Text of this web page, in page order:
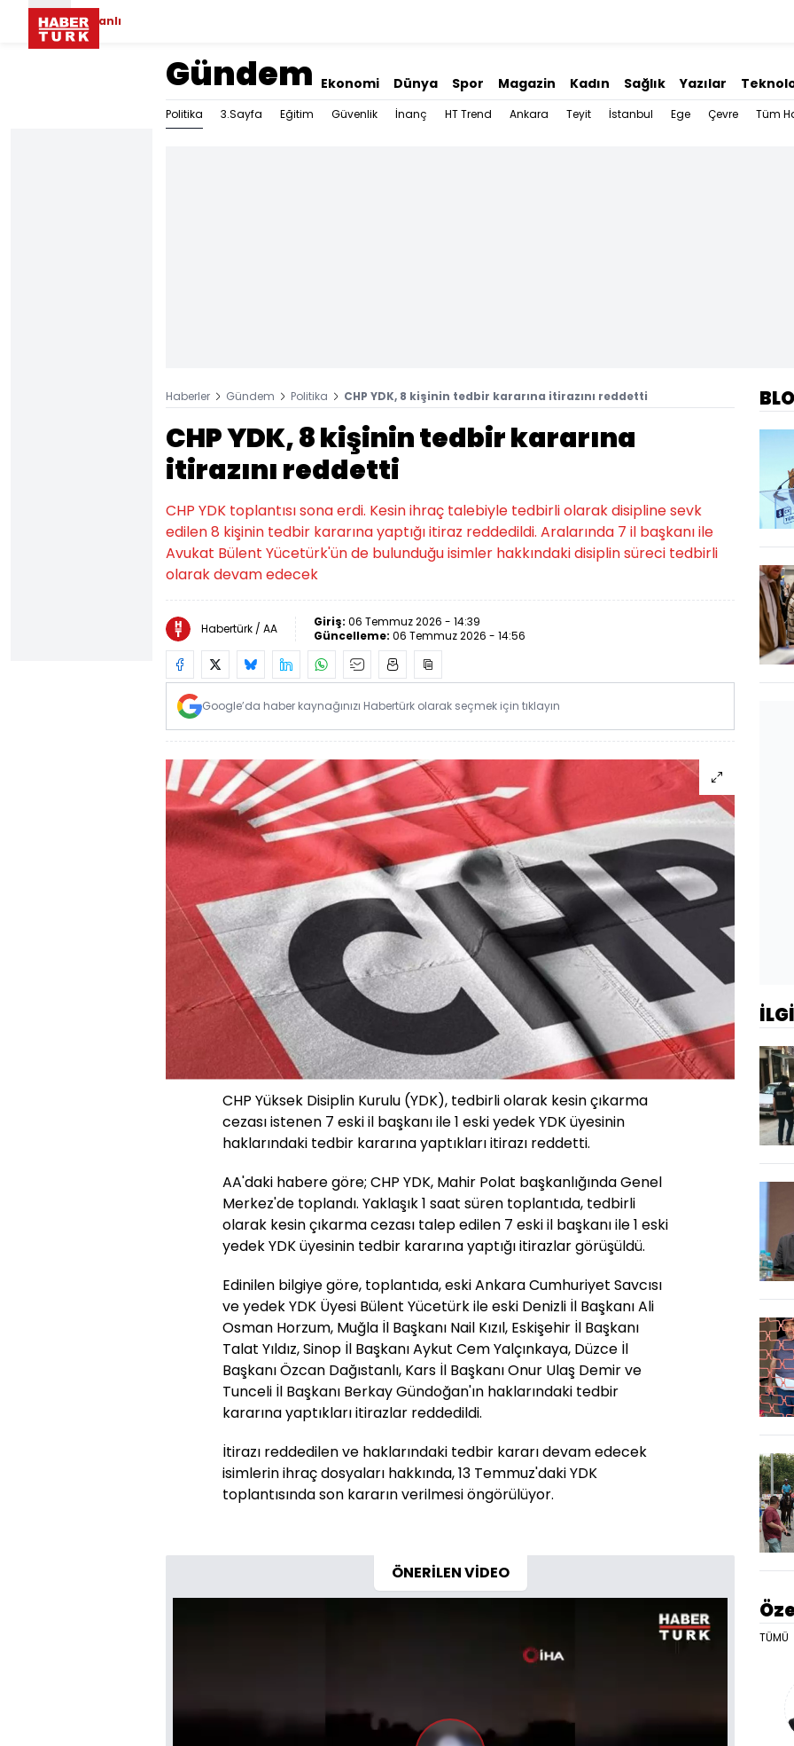
Canlı
Gündem Ekonomi Dünya Spor Magazin Kadın Sağlık Yazılar
Politika 3.Sayfa Eğitim Güvenlik İnanç HT Trend Ankara Teyit İstanbul Ege Çevre Tüm
Haberler Gündem Politika CHP YDK, 8 kişinin tedbir kararına itirazını reddetti
CHP YDK, 8 kişinin tedbir kararına
itirazını reddetti
CHP YDK toplantısı sona erdi. Kesin ihraç talebiyle tedbirli olarak disipline sevk
edilen 8 kişinin tedbir kararına yaptığı itiraz reddedildi. Aralarında 7 il başkanı ile
Avukat Bülent Yücetürk'ün de bulunduğu isimler hakkındaki disiplin süreci tedbirli
olarak devam edecek
Habertürk / AA Giriş: 06 Temmuz 2026 - 14:39
Güncelleme: 06 Temmuz 2026 - 14:56
Google’da haber kaynağınızı Habertürk olarak seçmek için tıklayın
CHP Yüksek Disiplin Kurulu (YDK), tedbirli olarak kesin çıkarma
cezası istenen 7 eski il başkanı ile 1 eski yedek YDK üyesinin
haklarındaki tedbir kararına yaptıkları itirazı reddetti.
AA'daki habere göre; CHP YDK, Mahir Polat başkanlığında Genel
Merkez'de toplandı. Yaklaşık 1 saat süren toplantıda, tedbirli
olarak kesin çıkarma cezası talep edilen 7 eski il başkanı ile 1 eski
yedek YDK üyesinin tedbir kararına yaptığı itirazlar görüşüldü.
Edinilen bilgiye göre, toplantıda, eski Ankara Cumhuriyet Savcısı
ve yedek YDK Üyesi Bülent Yücetürk ile eski Denizli İl Başkanı Ali
Osman Horzum, Muğla İl Başkanı Nail Kızıl, Eskişehir İl Başkanı
Talat Yıldız, Sinop İl Başkanı Aykut Cem Yalçınkaya, Düzce İl
Başkanı Özcan Dağıstanlı, Kars İl Başkanı Onur Ulaş Demir ve
Tunceli İl Başkanı Berkay Gündoğan'ın haklarındaki tedbir
kararına yaptıkları itirazlar reddedildi.
İtirazı reddedilen ve haklarındaki tedbir kararı devam edecek
isimlerin ihraç dosyaları hakkında, 13 Temmuz'daki YDK
toplantısında son kararın verilmesi öngörülüyor.
ÖNERİLEN VİDEO
TÜMÜ